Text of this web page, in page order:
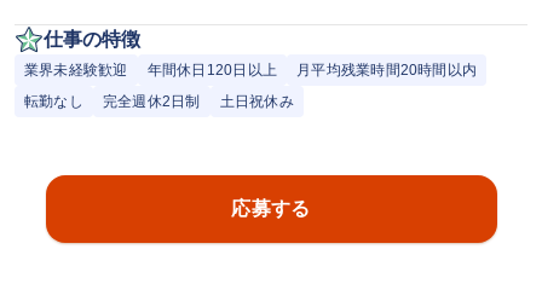
仕事の特徴
業界未経験歓迎 年間休日120日以上
月平均残業時間20時間以内
転勤なし
完全週休2日制 土日祝休み
応募する